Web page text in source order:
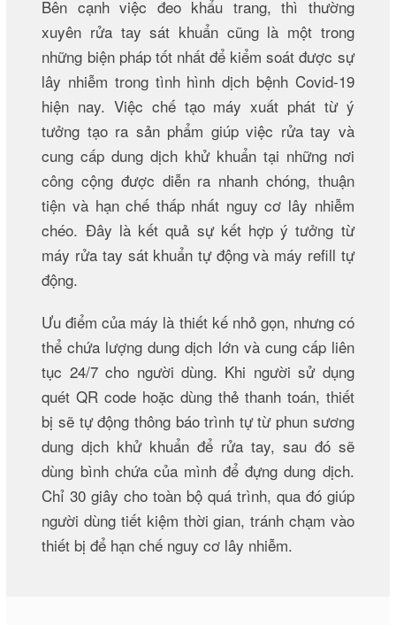
Bên cạnh việc đeo khẩu trang, thì thường
xuyên rửa tay sát khuẩn cũng là một trong
những biện pháp tốt nhất để kiểm soát được sự
lây nhiễm trong tình hình dịch bệnh Covid-19
hiện nay. Việc chế tạo máy xuất phát từ ý
tưởng tạo ra sản phẩm giúp việc rửa tay và
cung cấp dung dịch khử khuẩn tại những nơi
công cộng được diễn ra nhanh chóng, thuận
tiện và hạn chế thấp nhất nguy cơ lây nhiễm
chéo. Đây là kết quả sự kết hợp ý tưởng từ
máy rửa tay sát khuẩn tự động và máy refill tự
động.
Ưu điểm của máy là thiết kế nhỏ gọn, nhưng có
thể chứa lượng dung dịch lớn và cung cấp liên
tục 24/7 cho người dùng. Khi người sử dụng
quét QR code hoặc dùng thẻ thanh toán, thiết
bị sẽ tự động thông báo trình tự từ phun sương
dung dịch khử khuẩn để rửa tay, sau đó sẽ
dùng bình chứa của mình để đựng dung dịch.
Chỉ 30 giây cho toàn bộ quá trình, qua đó giúp
người dùng tiết kiệm thời gian, tránh chạm vào
thiết bị để hạn chế nguy cơ lây nhiễm.